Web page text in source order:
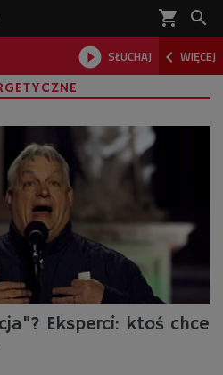
shopping_cart 
 SŁUCHAJ  WIĘCEJ

Eksperci: ktoś chce